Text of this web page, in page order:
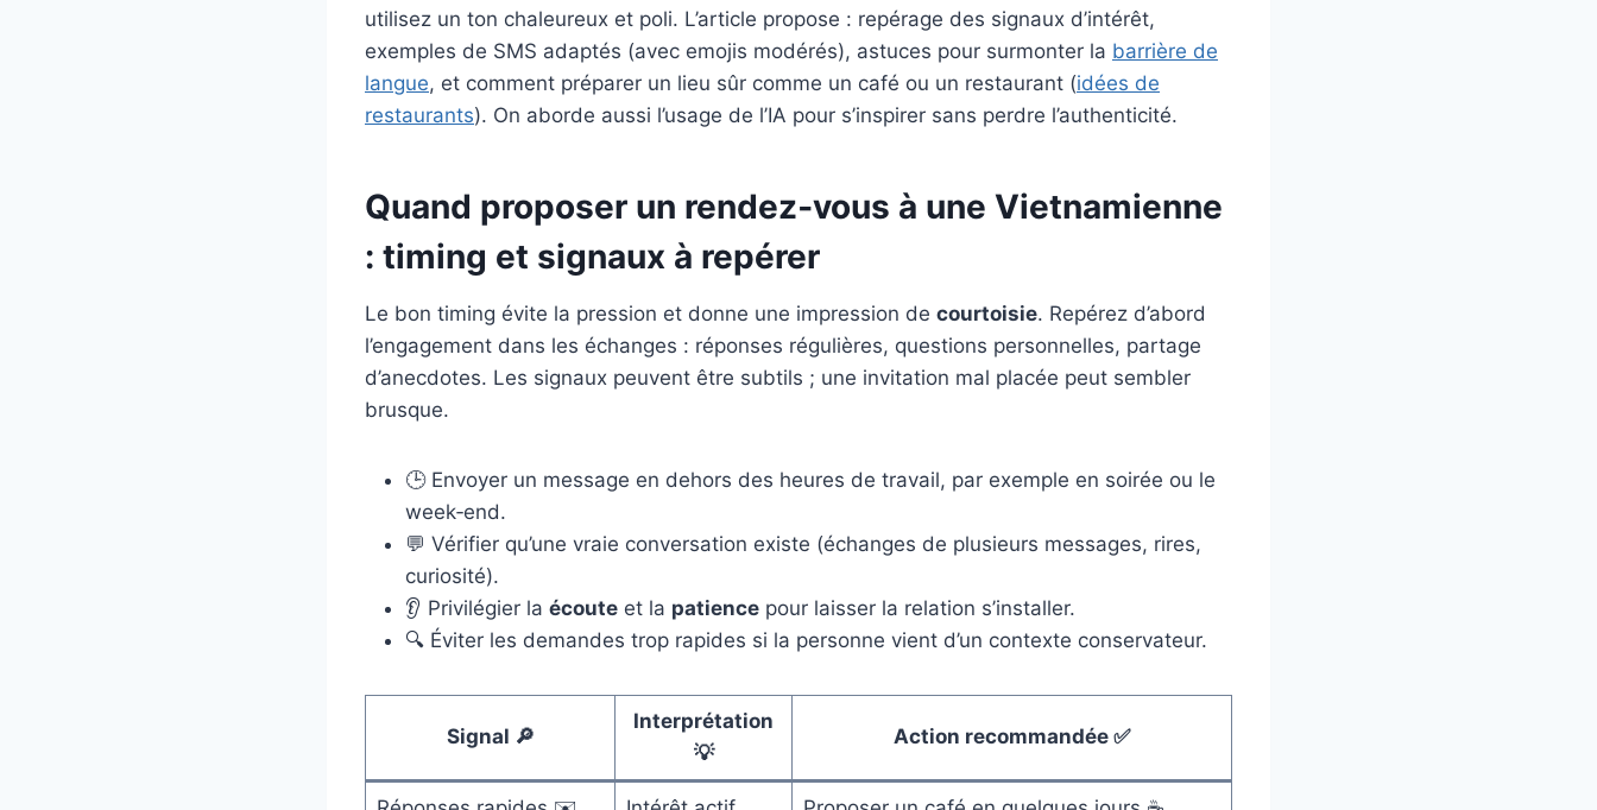
utilisez un ton chaleureux et poli. L’article propose : repérage des signaux d’intérêt,
exemples de SMS adaptés (avec emojis modérés), astuces pour surmonter la barrière de
langue, et comment préparer un lieu sûr comme un café ou un restaurant (idées de
restaurants). On aborde aussi l’usage de l’IA pour s’inspirer sans perdre l’authenticité.
Quand proposer un rendez‑vous à une Vietnamienne
: timing et signaux à repérer
Le bon timing évite la pression et donne une impression de courtoisie. Repérez d’abord
l’engagement dans les échanges : réponses régulières, questions personnelles, partage
d’anecdotes. Les signaux peuvent être subtils ; une invitation mal placée peut sembler
brusque.
🕒 Envoyer un message en dehors des heures de travail, par exemple en soirée ou le
week‑end.
💬 Vérifier qu’une vraie conversation existe (échanges de plusieurs messages, rires,
curiosité).
👂 Privilégier la écoute et la patience pour laisser la relation s’installer.
🔍 Éviter les demandes trop rapides si la personne vient d’un contexte conservateur.
Signal 🔎
Interprétation
💡
Action recommandée ✅